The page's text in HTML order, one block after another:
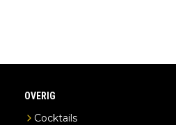
OVERIG
Cocktails